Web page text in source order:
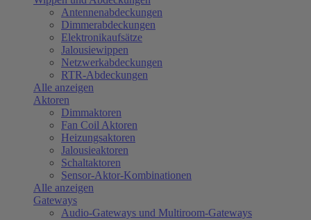
Antennenabdeckungen
Dimmerabdeckungen
Elektronikaufsätze
Jalousiewippen
Netzwerkabdeckungen
RTR-Abdeckungen
Alle anzeigen
Aktoren
Dimmaktoren
Fan Coil Aktoren
Heizungsaktoren
Jalousieaktoren
Schaltaktoren
Sensor-Aktor-Kombinationen
Alle anzeigen
Gateways
Audio-Gateways und Multiroom-Gateways